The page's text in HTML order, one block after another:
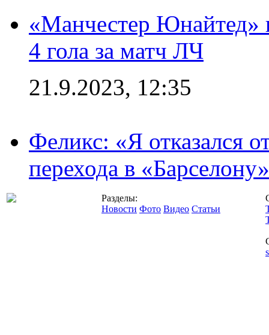
«Манчестер Юнайтед»
4 гола за матч ЛЧ
21.9.2023, 12:35
Феликс: «Я отказался
перехода в «Барселону»
Разделы:
Новости Фото Видео Статьи